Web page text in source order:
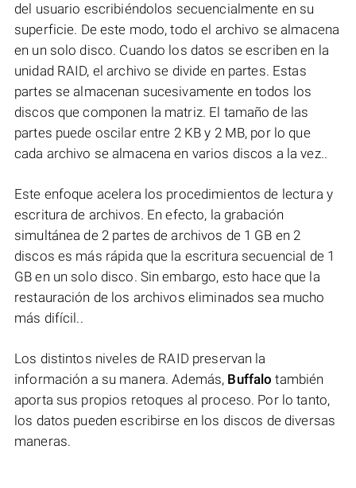
del usuario escribiéndolos secuencialmente en su
superficie. De este modo, todo el archivo se almacena
en un solo disco. Cuando los datos se escriben en la
unidad RAID, el archivo se divide en partes. Estas
partes se almacenan sucesivamente en todos los
discos que componen la matriz. El tamaño de las
partes puede oscilar entre 2 KB y 2 MB, por lo que
cada archivo se almacena en varios discos a la vez..
Este enfoque acelera los procedimientos de lectura y
escritura de archivos. En efecto, la grabación
simultánea de 2 partes de archivos de 1 GB en 2
discos es más rápida que la escritura secuencial de 1
GB en un solo disco. Sin embargo, esto hace que la
restauración de los archivos eliminados sea mucho
más difícil..
Los distintos niveles de RAID preservan la
información a su manera. Además, Buffalo también
aporta sus propios retoques al proceso. Por lo tanto,
los datos pueden escribirse en los discos de diversas
maneras.